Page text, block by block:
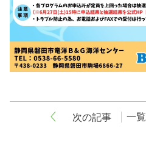
次の記事 一覧